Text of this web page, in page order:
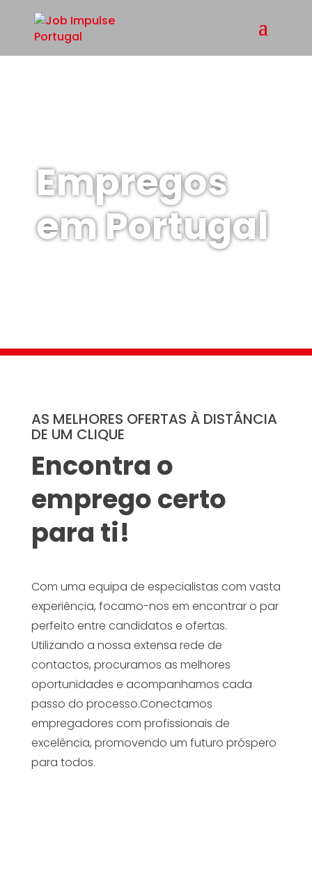
Empregos
em Portugal
AS MELHORES OFERTAS À DISTÂNCIA
DE UM CLIQUE
Encontra o
emprego certo
para ti!
Com uma equipa de especialistas com vasta
experiência, focamo-nos em encontrar o par
perfeito entre candidatos e ofertas.
Utilizando a nossa extensa rede de
contactos, procuramos as melhores
oportunidades e acompanhamos cada
passo do processo.Conectamos
empregadores com profissionais de
excelência, promovendo um futuro próspero
para todos.